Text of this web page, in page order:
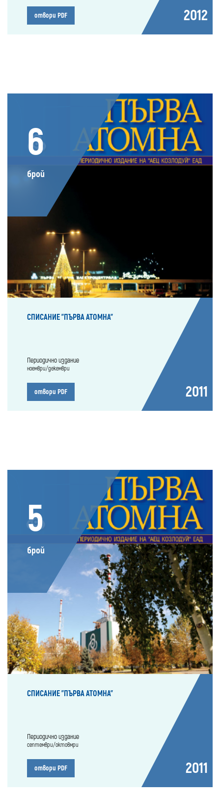
отвори PDF 2012
6
брой
СПИСАНИЕ "ПЪРВА АТОМНА"
Периодично издание
ноември/декември
отвори PDF 2011
5
брой
СПИСАНИЕ "ПЪРВА АТОМНА"
Периодично издание
септември/октовмри
отвори PDF 2011